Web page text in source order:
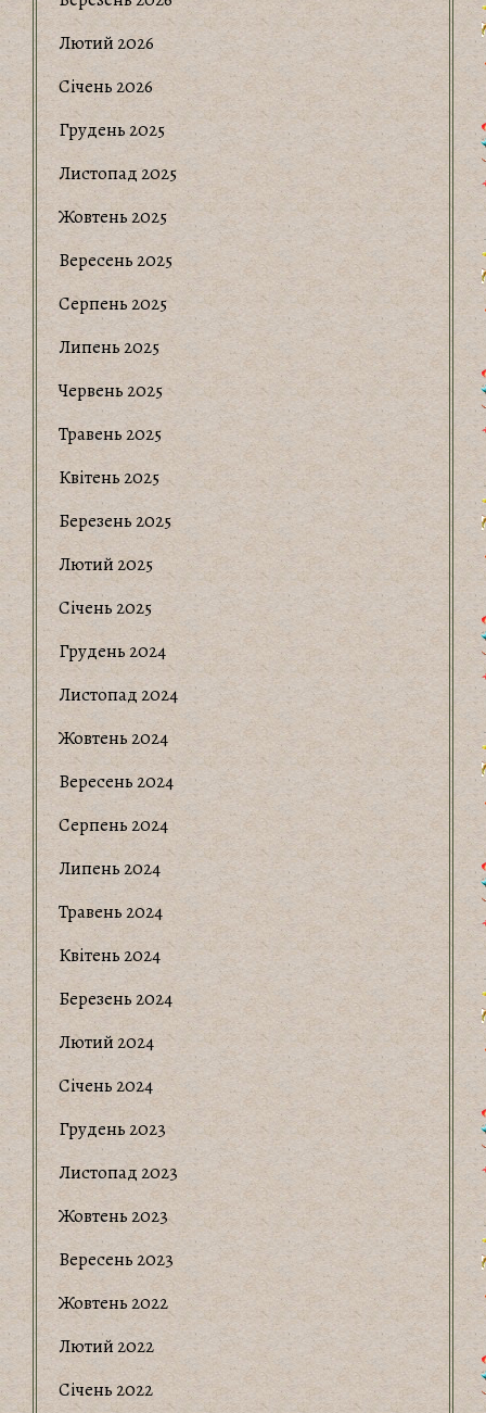
Лютий 2026
Січень 2026
Грудень 2025
Листопад 2025
Жовтень 2025
Вересень 2025
Серпень 2025
Липень 2025
Червень 2025
Травень 2025
Квітень 2025
Березень 2025
Лютий 2025
Січень 2025
Грудень 2024
Листопад 2024
Жовтень 2024
Вересень 2024
Серпень 2024
Липень 2024
Травень 2024
Квітень 2024
Березень 2024
Лютий 2024
Січень 2024
Грудень 2023
Листопад 2023
Жовтень 2023
Вересень 2023
Жовтень 2022
Лютий 2022
Січень 2022